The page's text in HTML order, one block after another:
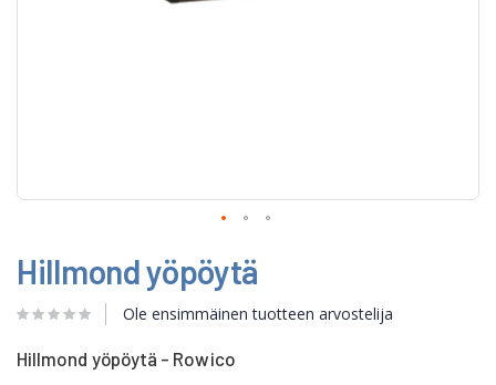
to
the
beginning
of
images
Hillmond yöpöytä
Ole ensimmäinen tuotteen arvostelija
Hillmond yöpöytä - Rowico